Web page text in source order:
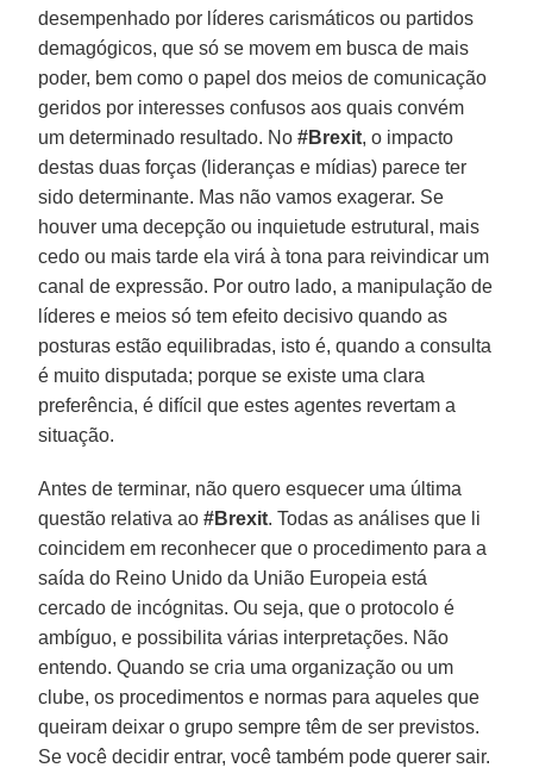
desempenhado por líderes carismáticos ou partidos
demagógicos, que só se movem em busca de mais
poder, bem como o papel dos meios de comunicação
geridos por interesses confusos aos quais convém
um determinado resultado. No#Brexit, o impacto
destas duas forças (lideranças e mídias) parece ter
sido determinante. Mas não vamos exagerar. Se
houver uma decepção ou inquietude estrutural, mais
cedo ou mais tarde ela virá à tona para reivindicar um
canal de expressão. Por outro lado, a manipulação de
líderes e meios só tem efeito decisivo quando as
posturas estão equilibradas, isto é, quando a consulta
é muito disputada; porque se existe uma clara
preferência, é difícil que estes agentes revertam a
situação.
Antes de terminar, não quero esquecer uma última
questão relativa ao#Brexit. Todas as análises que li
coincidem em reconhecer que o procedimento para a
saída do Reino Unido da União Europeia está
cercado de incógnitas. Ou seja, que o protocolo é
ambíguo, e possibilita várias interpretações. Não
entendo. Quando se cria uma organização ou um
clube, os procedimentos e normas para aqueles que
queiram deixar o grupo sempre têm de ser previstos.
Se você decidir entrar, você também pode querer sair.